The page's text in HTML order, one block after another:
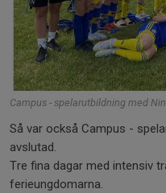
Campus - spelarutbildning med
Så var också Campus -
avslutad.
Tre fina dagar med intensiv
ferieungdomarna.